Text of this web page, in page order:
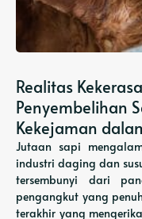
Realitas
Penyembelihan
Kekejaman
Jutaan sapi
industri daging dan
tersembunyi dari
pengangkut yang
terakhir yang